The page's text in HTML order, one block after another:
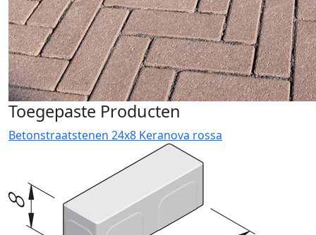
Toegepaste Producten
Betonstraatstenen 24x8 Keranova rossa